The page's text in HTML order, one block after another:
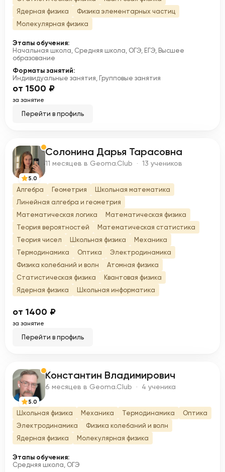
Ядерная физика
Физика элементарных частиц
Молекулярная физика
Этапы обучения:
Начальная школа, Средняя школа, ОГЭ, ЕГЭ, Высшее
образование
Форматы занятий:
Индивидуальные занятия, Групповые занятия
от 1500 ₽
за занятие
Перейти в профиль
С
5.0
Солонина Дарья Тарасовна
11 месяцев в Geoma.Club · 13 учеников
Алгебра Геометрия
Школьная математика
Линейная алгебра и геометрия
Математическая логика
Математическая физика
Теория вероятностей
Математическая статистика
Теория чисел
Школьная физика
Механика
Термодинамика
Оптика
Электродинамика
Физика колебаний и волн
Атомная физика
Статистическая физика
Квантовая физика
Ядерная физика
Школьная информатика
от 1400 ₽
за занятие
Перейти в профиль
К
5.0
Константин Владимирович
6 месяцев в Geoma.Club · 4 ученика
Школьная физика Механика Термодинамика
Оптика
Электродинамика
Физика колебаний и волн
Ядерная физика
Молекулярная физика
Этапы обучения:
Средняя школа, ОГЭ